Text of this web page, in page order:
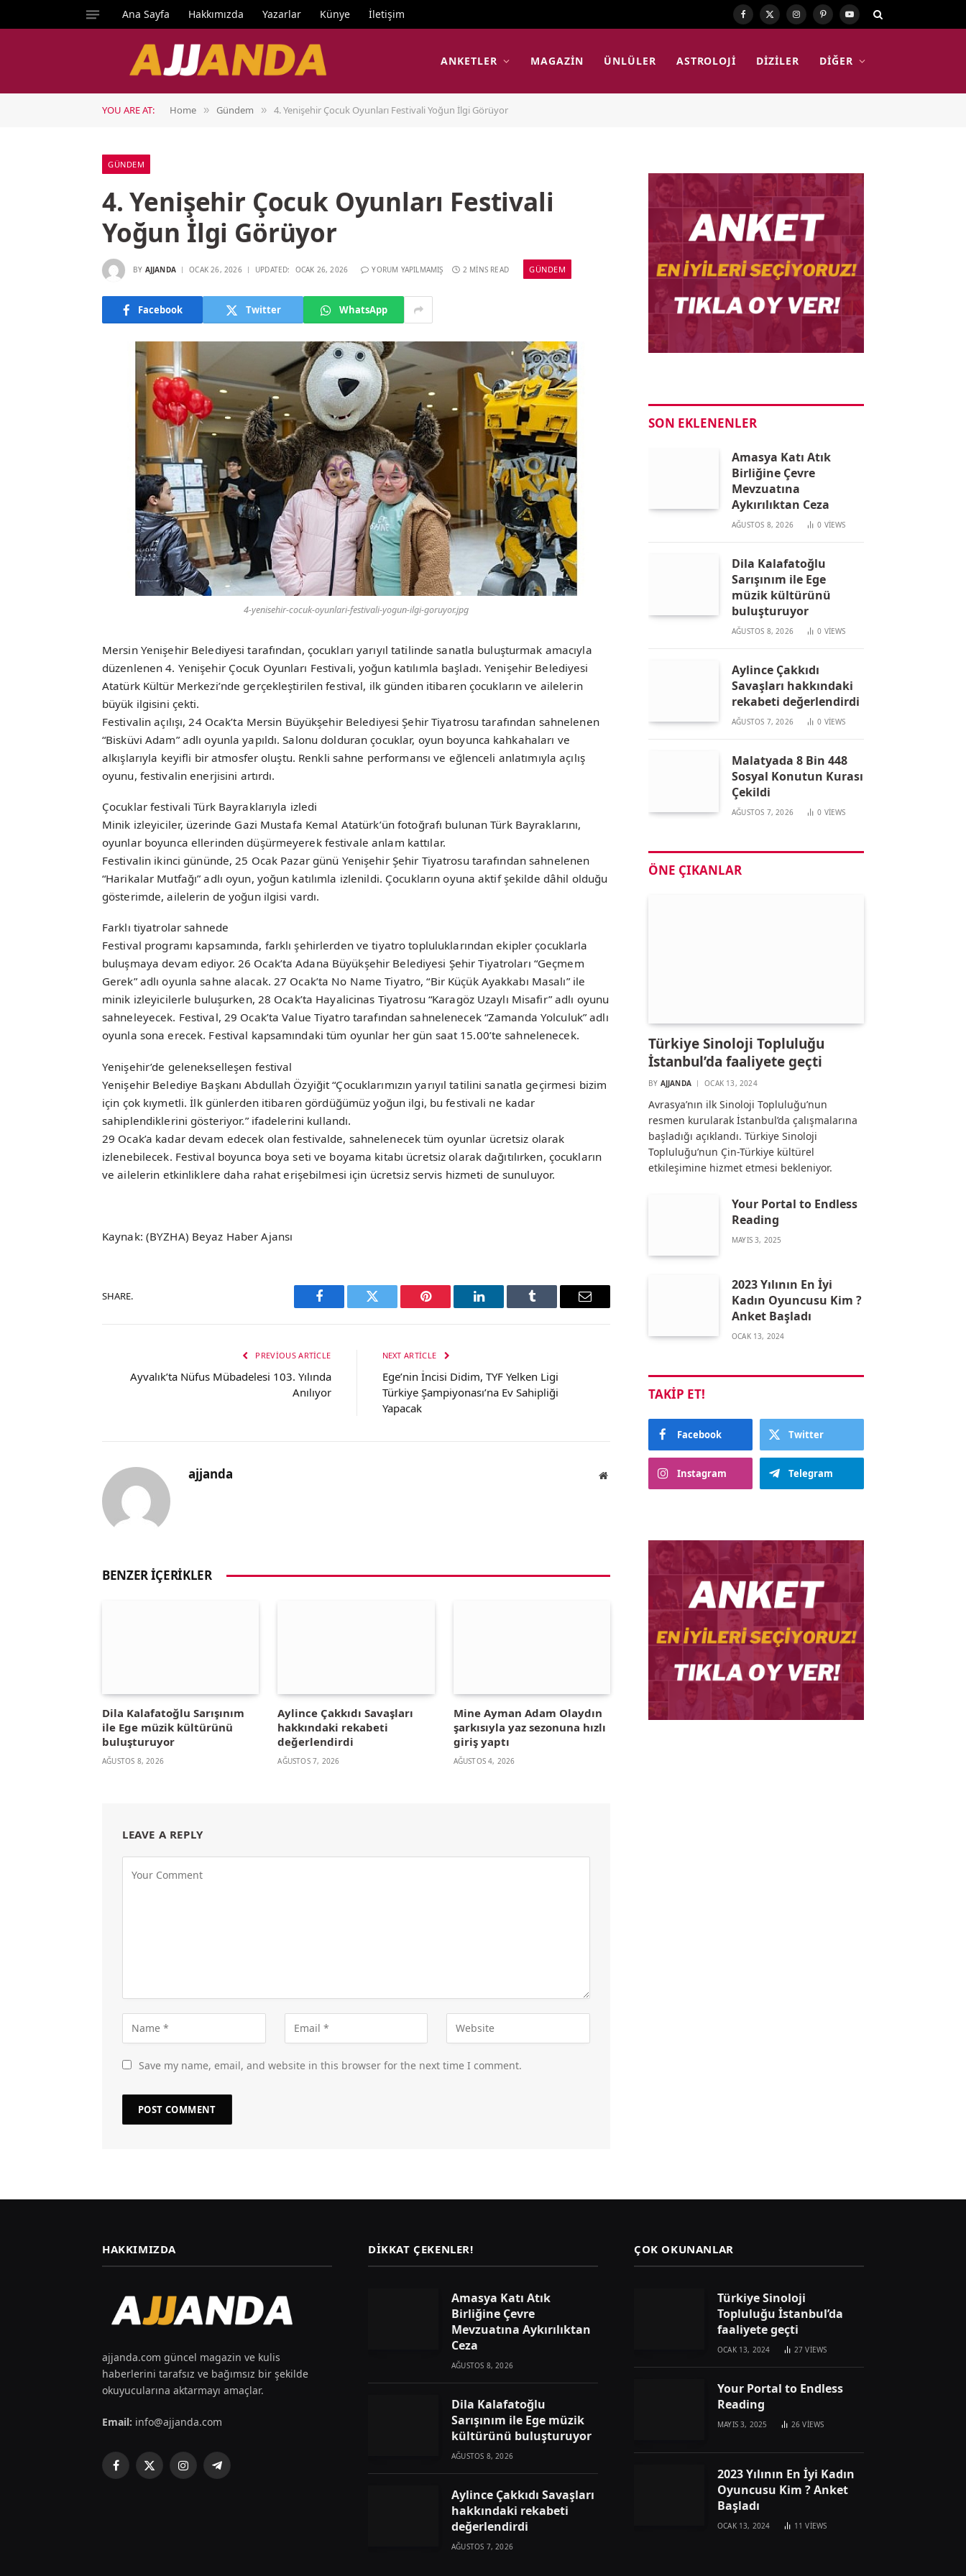
Ana Sayfa Hakkımızda Yazarlar Künye İletişim Facebook
X
Instagram
PinterestYouTube
ANKETLER MAGAZIN ÜNLÜLER ASTROLOJI DIZILER DIĞER
YOU ARE AT: Home » Gündem » 4. Yenişehir Çocuk Oyunları Festivali Yoğun İlgi Görüyor
GÜNDEM
4. Yenişehir Çocuk Oyunları Festivali
Yoğun İlgi Görüyor
BY AJJANDA OCAK 26, 2026 UPDATED: OCAK 26, 2026 YORUM YAPILMAMIŞ 2 MINS READ GÜNDEM
Facebook Twitter WhatsApp
4-yenisehir-cocuk-oyunlari-festivali-yogun-ilgi-goruyor.jpg
Mersin Yenişehir Belediyesi tarafından, çocukları yarıyıl tatilinde sanatla buluşturmak amacıyla
düzenlenen 4. Yenişehir Çocuk Oyunları Festivali, yoğun katılımla başladı. Yenişehir Belediyesi
Atatürk Kültür Merkezi’nde gerçekleştirilen festival, ilk günden itibaren çocukların ve ailelerin
büyük ilgisini çekti.
Festivalin açılışı, 24 Ocak’ta Mersin Büyükşehir Belediyesi Şehir Tiyatrosu tarafından sahnelenen
“Bisküvi Adam” adlı oyunla yapıldı. Salonu dolduran çocuklar, oyun boyunca kahkahaları ve
alkışlarıyla keyifli bir atmosfer oluştu. Renkli sahne performansı ve eğlenceli anlatımıyla açılış
oyunu, festivalin enerjisini artırdı.
Çocuklar festivali Türk Bayraklarıyla izledi
Minik izleyiciler, üzerinde Gazi Mustafa Kemal Atatürk’ün fotoğrafı bulunan Türk Bayraklarını,
oyunlar boyunca ellerinden düşürmeyerek festivale anlam kattılar.
Festivalin ikinci gününde, 25 Ocak Pazar günü Yenişehir Şehir Tiyatrosu tarafından sahnelenen
“Harikalar Mutfağı” adlı oyun, yoğun katılımla izlenildi. Çocukların oyuna aktif şekilde dâhil olduğu
gösterimde, ailelerin de yoğun ilgisi vardı.
Farklı tiyatrolar sahnede
Festival programı kapsamında, farklı şehirlerden ve tiyatro topluluklarından ekipler çocuklarla
buluşmaya devam ediyor. 26 Ocak’ta Adana Büyükşehir Belediyesi Şehir Tiyatroları “Geçmem
Gerek” adlı oyunla sahne alacak. 27 Ocak’ta No Name Tiyatro, “Bir Küçük Ayakkabı Masalı” ile
minik izleyicilerle buluşurken, 28 Ocak’ta Hayalicinas Tiyatrosu “Karagöz Uzaylı Misafir” adlı oyunu
sahneleyecek. Festival, 29 Ocak’ta Value Tiyatro tarafından sahnelenecek “Zamanda Yolculuk” adlı
oyunla sona erecek. Festival kapsamındaki tüm oyunlar her gün saat 15.00’te sahnelenecek.
Yenişehir’de gelenekselleşen festival
Yenişehir Belediye Başkanı Abdullah Özyiğit “Çocuklarımızın yarıyıl tatilini sanatla geçirmesi bizim
için çok kıymetli. İlk günlerden itibaren gördüğümüz yoğun ilgi, bu festivali ne kadar
sahiplendiklerini gösteriyor.” ifadelerini kullandı.
29 Ocak’a kadar devam edecek olan festivalde, sahnelenecek tüm oyunlar ücretsiz olarak
izlenebilecek. Festival boyunca boya seti ve boyama kitabı ücretsiz olarak dağıtılırken, çocukların
ve ailelerin etkinliklere daha rahat erişebilmesi için ücretsiz servis hizmeti de sunuluyor.
Kaynak: (BYZHA) Beyaz Haber Ajansı
SHARE.
Facebook Twitter Pinterest LinkedIn Tumblr Email
PREVIOUS ARTICLE
Ayvalık’ta Nüfus Mübadelesi 103. Yılında
Anılıyor
NEXT ARTICLE
Ege’nin İncisi Didim, TYF Yelken Ligi
Türkiye Şampiyonası’na Ev Sahipliği
Yapacak
ajjanda Website
BENZER İÇERIKLER
Dila Kalafatoğlu Sarışınım
ile Ege müzik kültürünü
buluşturuyor
AĞUSTOS 8, 2026
Aylince Çakkıdı Savaşları
hakkındaki rekabeti
değerlendirdi
AĞUSTOS 7, 2026
Mine Ayman Adam Olaydın
şarkısıyla yaz sezonuna hızlı
giriş yaptı
AĞUSTOS 4, 2026
LEAVE A REPLY
Save my name, email, and website in this browser for the next time I comment.
SON EKLENENLER
Amasya Katı Atık
Birliğine Çevre
Mevzuatına
Aykırılıktan Ceza
AĞUSTOS 8, 2026 0 VIEWS
Dila Kalafatoğlu
Sarışınım ile Ege
müzik kültürünü
buluşturuyor
AĞUSTOS 8, 2026 0 VIEWS
Aylince Çakkıdı
Savaşları hakkındaki
rekabeti değerlendirdi
AĞUSTOS 7, 2026 0 VIEWS
Malatyada 8 Bin 448
Sosyal Konutun Kurası
Çekildi
AĞUSTOS 7, 2026 0 VIEWS
ÖNE ÇIKANLAR
Türkiye Sinoloji Topluluğu
İstanbul’da faaliyete geçti
BY AJJANDA OCAK 13, 2024
Avrasya’nın ilk Sinoloji Topluluğu’nun
resmen kurularak İstanbul’da çalışmalarına
başladığı açıklandı. Türkiye Sinoloji
Topluluğu’nun Çin-Türkiye kültürel
etkileşimine hizmet etmesi bekleniyor.
Your Portal to Endless
Reading
MAYIS 3, 2025
2023 Yılının En İyi
Kadın Oyuncusu Kim ?
Anket Başladı
OCAK 13, 2024
TAKIP ET!
Facebook Twitter
Instagram Telegram
HAKKIMIZDA
ajjanda.com güncel magazin ve kulis
haberlerini tarafsız ve bağımsız bir şekilde
okuyucularına aktarmayı amaçlar.
Email: info@ajjanda.com
Facebook
X
InstagramTelegram
DIKKAT ÇEKENLER!
Amasya Katı Atık
Birliğine Çevre
Mevzuatına Aykırılıktan
Ceza
AĞUSTOS 8, 2026
Dila Kalafatoğlu
Sarışınım ile Ege müzik
kültürünü buluşturuyor
AĞUSTOS 8, 2026
Aylince Çakkıdı Savaşları
hakkındaki rekabeti
değerlendirdi
AĞUSTOS 7, 2026
ÇOK OKUNANLAR
Türkiye Sinoloji
Topluluğu İstanbul’da
faaliyete geçti
OCAK 13, 2024 27VIEWS
Your Portal to Endless
Reading
MAYIS 3, 2025 26VIEWS
2023 Yılının En İyi Kadın
Oyuncusu Kim ? Anket
Başladı
OCAK 13, 2024 11VIEWS